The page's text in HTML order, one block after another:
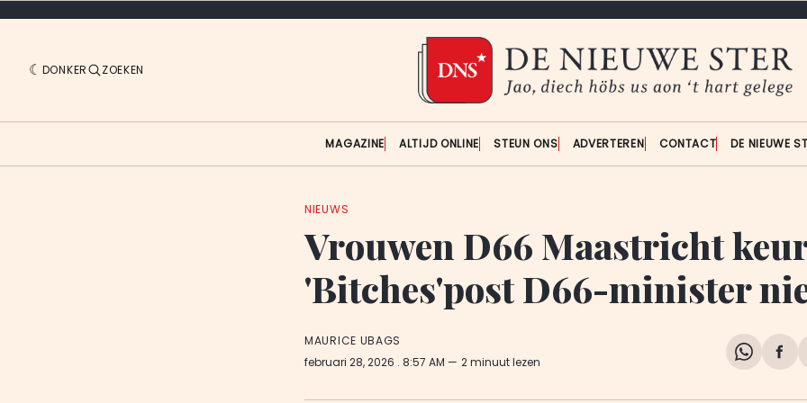
DONKER ZOEKEN
MAGAZINE ALTIJD ONLINE STEUN ONS ADVERTEREN CONTACT DE NIEUWE
NIEUWS
Vrouwen D66 Maastricht
'Bitches'post D66-minister
MAURICE UBAGS
februari 28, 2026 . 8:57 AM 2 minuut lezen
Share